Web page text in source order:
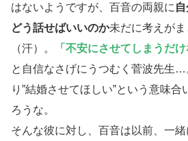
はないようですが、百音の両親に
どう話せばいいのか未だに考えが
（汗）。
「不安にさせてしまうだ
と自信なさげにうつむく菅波先生
り”結婚させてほしい”という意味
ろうな。
そんな彼に対し、百音は以前、一